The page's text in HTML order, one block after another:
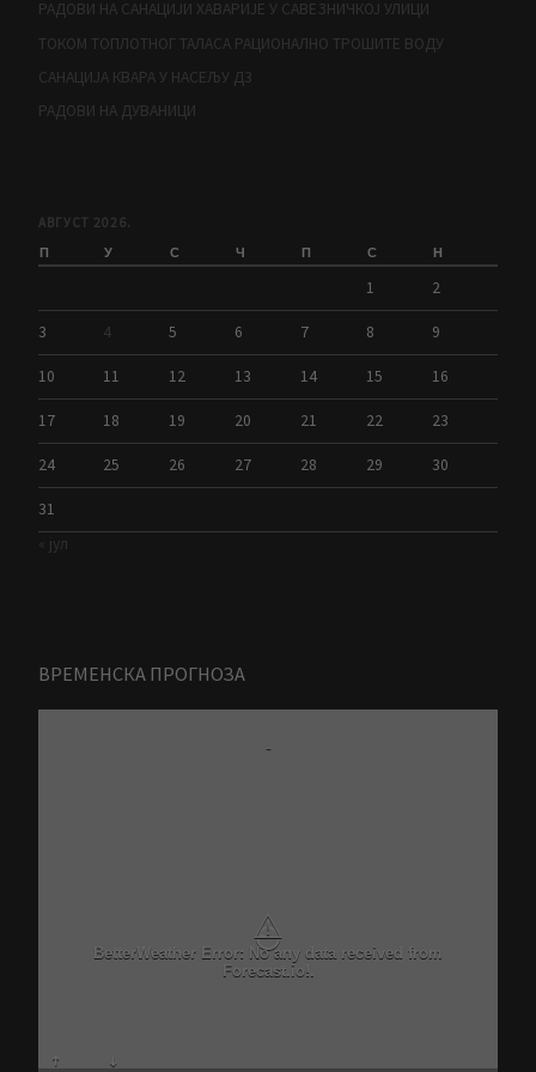
РАДОВИ НА САНАЦИЈИ ХАВАРИЈЕ У САВЕЗНИЧКОЈ УЛИЦИ
ТОКОМ ТОПЛОТНОГ ТАЛАСА РАЦИОНАЛНО ТРОШИТЕ ВОДУ
САНАЦИЈА КВАРА У НАСЕЉУ Д3
РАДОВИ НА ДУВАНИЦИ
АВГУСТ 2026.
П У С Ч П С Н
1 2
3 4 5 6 7 8 9
10 11 12 13 14 15 16
17 18 19 20 21 22 23
24 25 26 27 28 29 30
31
« јул
ВРЕМЕНСКА ПРОГНОЗА
-
⚠
BetterWeather Error: No any data received from
Forecast.io!.